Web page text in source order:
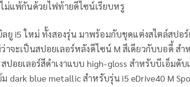
ม่แพ้กันด้วยไฟท้ายดีไซน์เรียบหรู
ลยู i5 ใหม่ ทั้งสองรุ่น มาพร้อมกับชุดแต่งสไตล์สปอ
าจะเป็นสปอยเลอร์หลังดีไซน์ M สีเดียวกับบอดี้ สำ
ปอยเลอร์สีดำเงาแบบ high-gloss สำหรับบีเอ็มดับ
ม dark blue metallic สำหรับรุ่น i5 eDrive40 M